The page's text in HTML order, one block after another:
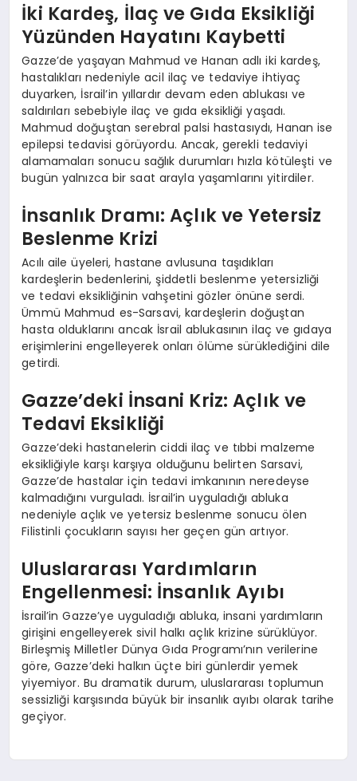
İki Kardeş, İlaç ve Gıda Eksikliği
Yüzünden Hayatını Kaybetti
Gazze’de yaşayan Mahmud ve Hanan adlı iki kardeş,
hastalıkları nedeniyle acil ilaç ve tedaviye ihtiyaç
duyarken, İsrail’in yıllardır devam eden ablukası ve
saldırıları sebebiyle ilaç ve gıda eksikliği yaşadı.
Mahmud doğuştan serebral palsi hastasıydı, Hanan ise
epilepsi tedavisi görüyordu. Ancak, gerekli tedaviyi
alamamaları sonucu sağlık durumları hızla kötüleşti ve
bugün yalnızca bir saat arayla yaşamlarını yitirdiler.
İnsanlık Dramı: Açlık ve Yetersiz
Beslenme Krizi
Acılı aile üyeleri, hastane avlusuna taşıdıkları
kardeşlerin bedenlerini, şiddetli beslenme yetersizliği
ve tedavi eksikliğinin vahşetini gözler önüne serdi.
Ümmü Mahmud es-Sarsavi, kardeşlerin doğuştan
hasta olduklarını ancak İsrail ablukasının ilaç ve gıdaya
erişimlerini engelleyerek onları ölüme sürüklediğini dile
getirdi.
Gazze’deki İnsani Kriz: Açlık ve
Tedavi Eksikliği
Gazze’deki hastanelerin ciddi ilaç ve tıbbi malzeme
eksikliğiyle karşı karşıya olduğunu belirten Sarsavi,
Gazze’de hastalar için tedavi imkanının neredeyse
kalmadığını vurguladı. İsrail’in uyguladığı abluka
nedeniyle açlık ve yetersiz beslenme sonucu ölen
Filistinli çocukların sayısı her geçen gün artıyor.
Uluslararası Yardımların
Engellenmesi: İnsanlık Ayıbı
İsrail’in Gazze’ye uyguladığı abluka, insani yardımların
girişini engelleyerek sivil halkı açlık krizine sürüklüyor.
Birleşmiş Milletler Dünya Gıda Programı’nın verilerine
göre, Gazze’deki halkın üçte biri günlerdir yemek
yiyemiyor. Bu dramatik durum, uluslararası toplumun
sessizliği karşısında büyük bir insanlık ayıbı olarak tarihe
geçiyor.